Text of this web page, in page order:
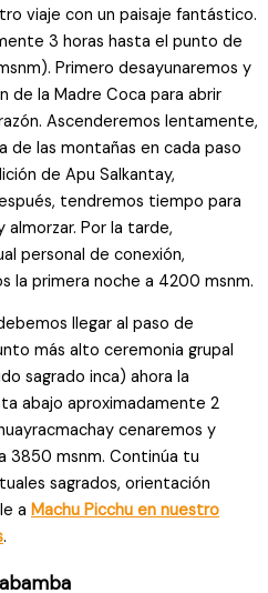
viaje con un paisaje fantástico.
3 horas hasta el punto de
Primero desayunaremos y
de la Madre Coca para abrir
Ascenderemos lentamente,
de las montañas en cada paso
de Apu Salkantay,
tendremos tiempo para
Por la tarde,
personal de conexión,
la primera noche a 4200 msnm.
llegar al paso de
más alto ceremonia grupal
sagrado inca) ahora la
abajo aproximadamente 2
cenaremos y
3850 msnm. Continúa tu
sagrados, orientación
a Machu Picchu en nuestro
.